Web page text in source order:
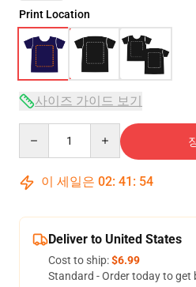
Print Location
사이즈 가이드 보기
이 세일은 02: 41 : 53
Deliver to United States
Cost to ship:$6.99
Standard - Order today to get